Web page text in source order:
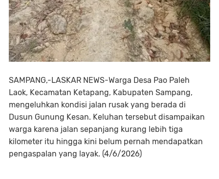
SAMPANG,-LASKAR NEWS-Warga Desa Pao Paleh
Laok, Kecamatan Ketapang, Kabupaten Sampang,
mengeluhkan kondisi jalan rusak yang berada di
Dusun Gunung Kesan. Keluhan tersebut disampaikan
warga karena jalan sepanjang kurang lebih tiga
kilometer itu hingga kini belum pernah mendapatkan
pengaspalan yang layak. (4/6/2026)